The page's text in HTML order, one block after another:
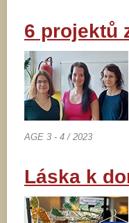
6 projektů
AGE 3 - 4 / 2023
Láska k